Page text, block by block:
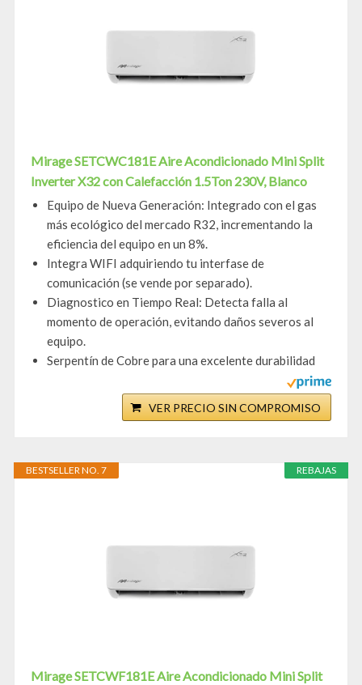
Mirage SETCWC181E Aire Acondicionado Mini Split
Inverter X32 con Calefacción 1.5Ton 230V, Blanco
Equipo de Nueva Generación: Integrado con el gas
más ecológico del mercado R32, incrementando la
eficiencia del equipo en un 8%.
Integra WIFI adquiriendo tu interfase de
comunicación (se vende por separado).
Diagnostico en Tiempo Real: Detecta falla al
momento de operación, evitando daños severos al
equipo.
Serpentín de Cobre para una excelente durabilidad
VER PRECIO SIN COMPROMISO
REBAJAS
BESTSELLER NO. 7
Mirage SETCWF181E Aire Acondicionado Mini Split